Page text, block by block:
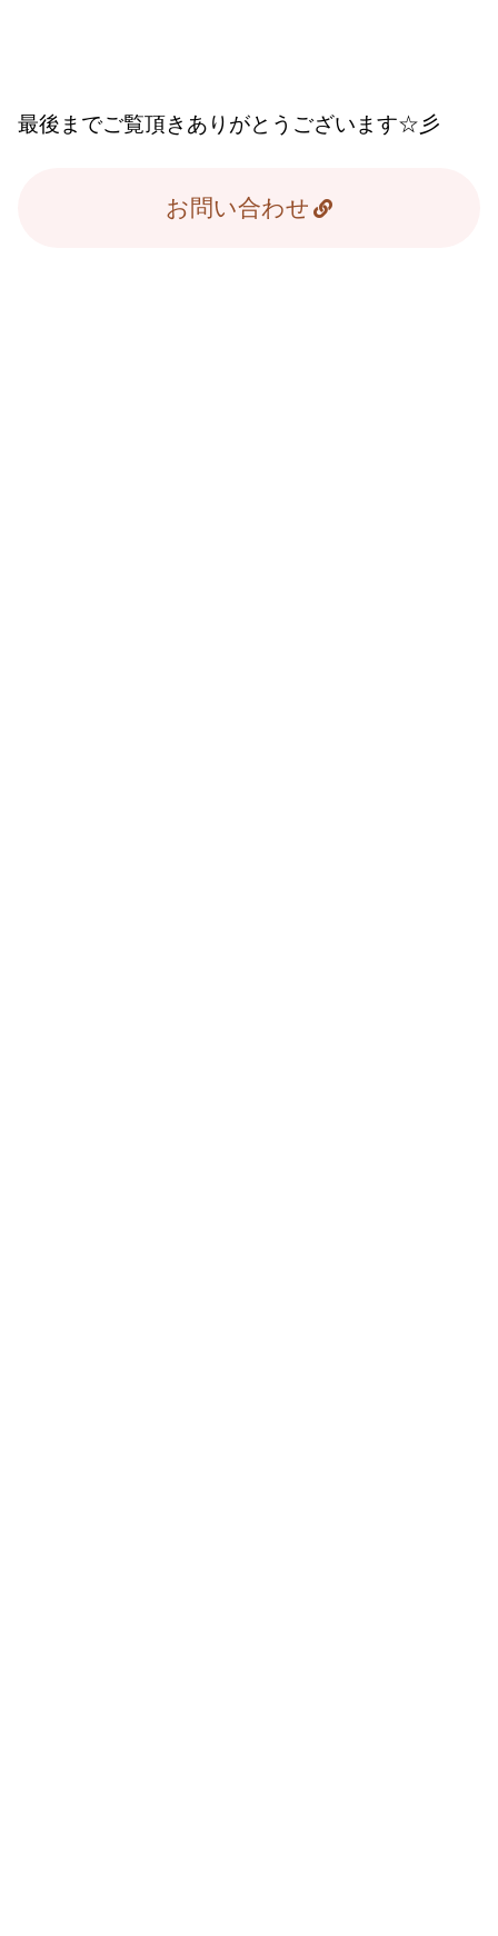
最後までご覧頂きありがとうございます☆彡
お問い合わせ